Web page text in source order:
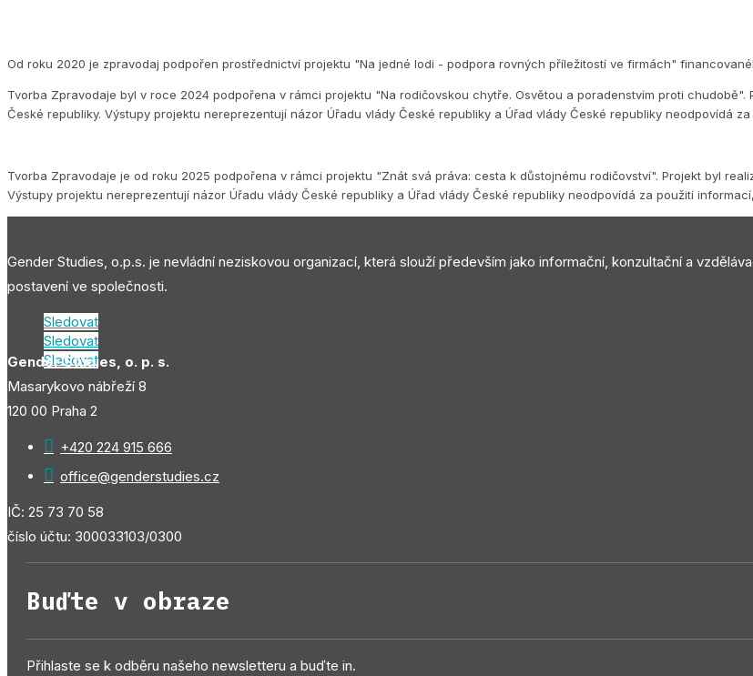
Od roku 2020 je zpravodaj podpořen prostřednictví projektu "Na jedné lodi - podpora rovných příležitostí ve firmách"
Tvorba Zpravodaje byl v roce 2024 podpořena v rámci projektu "Na rodičovskou chytře. Osvětou a poradenstvím proti
České republiky. Výstupy projektu nereprezentují názor Úřadu vlády České republiky a Úřad vlády České republiky neodpovídá
Tvorba Zpravodaje je od roku 2025 podpořena v rámci projektu "Znát svá práva: cesta k důstojnému rodičovství". Projekt byl
Výstupy projektu nereprezentují názor Úřadu vlády České republiky a Úřad vlády České republiky neodpovídá za použití
Gender Studies, o.p.s. je nevládní neziskovou organizací, která slouží především jako informační, konzultační a
postavení ve společnosti.
Sledovat
Sledovat
Sledovat
Gender Studies, o. p. s.
Masarykovo nábřeží 8
120 00 Praha 2
 +420 224 915 666
 office@genderstudies.cz
IČ: 25 73 70 58
číslo účtu: 300033103/0300
Buďte v obraze
Přihlaste se k odběru našeho newsletteru a buďte in.